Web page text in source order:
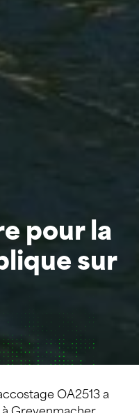
pour la
sur
OA2513 a